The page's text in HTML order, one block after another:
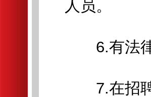
人员。
6.有法律
7.在招聘